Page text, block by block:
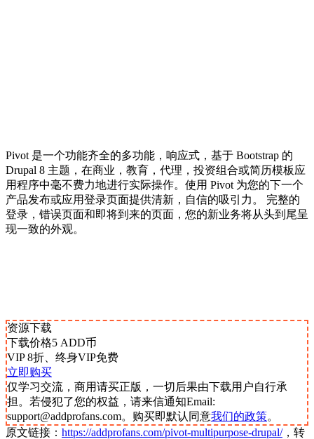
Pivot 是一个功能齐全的多功能，响应式，基于 Bootstrap 的
Drupal 8 主题，在商业，教育，代理，投资组合或简历模板应
用程序中毫不费力地进行实际操作。使用 Pivot 为您的下一个
产品发布或应用登录页面提供清新，自信的吸引力。 完整的
登录，错误页面和即将到来的页面，您的新业务将从头到尾呈
现一致的外观。
资源下载
下载价格5 ADD币
VIP 8折、终身VIP免费
立即购买
仅学习交流，商用请买正版，一切后果由下载用户自行承
担。若侵犯了您的权益，请来信通知Email:
support@addprofans.com。购买即默认同意我们的政策。
原文链接： https://addprofans.com/pivot-multipurpose-drupal/，转